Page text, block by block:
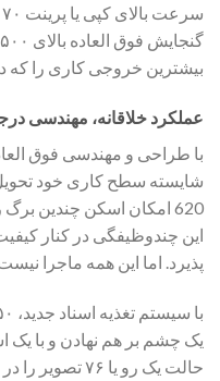
بیشترین خروجی کاری را که
عملکرد خلاقانه، مهندسی
با طراحی و مهندسی فوق
620 امکان اسکن چندین
پذیرد. اما این همه ماجرا
حالت یک رو یا